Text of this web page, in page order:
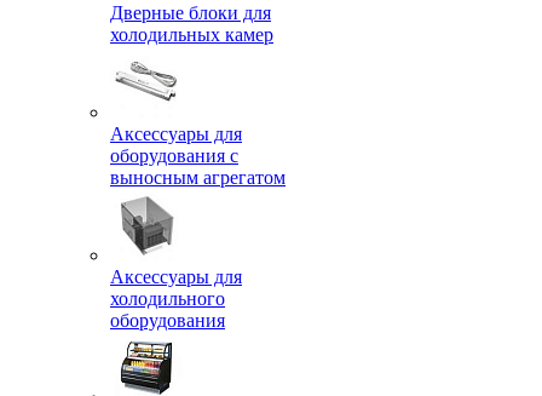
Дверные блоки для
холодильных камер
Аксессуары для
оборудования с
выносным агрегатом
Аксессуары для
холодильного
оборудования